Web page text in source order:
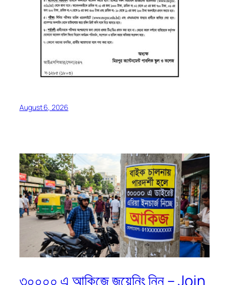
August 6, 2026
৩০০০০ এ আকিজে জয়েনিং নিন – Join